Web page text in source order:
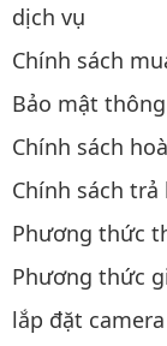
dịch vụ
Chính sách
Bảo mật
Chính sách
Chính sách trả
Phương thức
Phương thức
lắp đặt